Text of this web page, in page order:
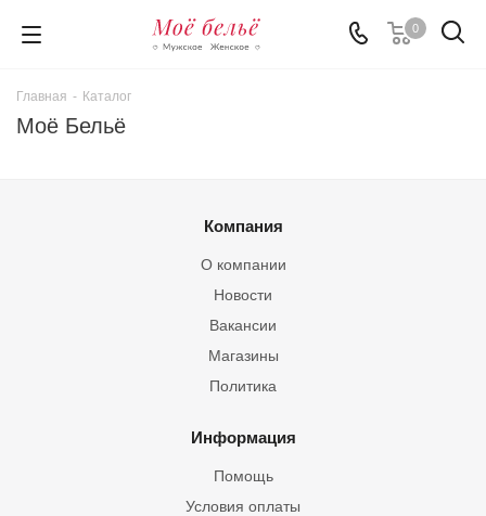
0
Главная - Каталог
Моё Бельё
Компания
О компании
Новости
Вакансии
Магазины
Политика
Информация
Помощь
Условия оплаты